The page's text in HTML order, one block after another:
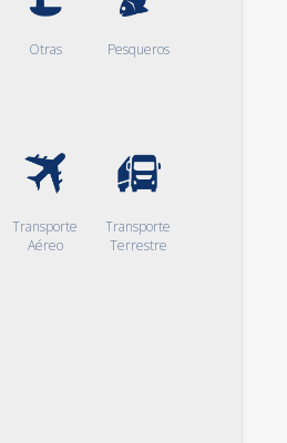
Otras Pesqueros
Transporte
Aéreo
Transporte
Terrestre